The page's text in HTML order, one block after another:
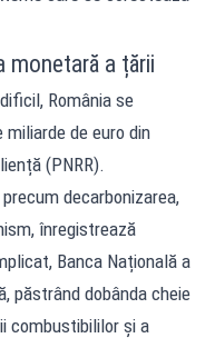
monetară a țării
România se
de euro din
(PNRR).
decarbonizarea,
înregistrează
Banca Națională a
păstrând dobânda cheie
combustibililor și a